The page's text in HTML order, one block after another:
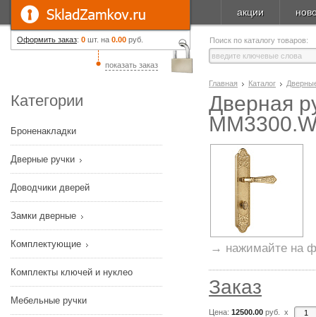
Оформить заказ: 0 шт. на 0.00 руб.
показать заказ
акции
Поиск по каталогу товаров:
Категории
Броненакладки
Дверные ручки
Доводчики дверей
Замки дверные
Комплектующие
Комплекты ключей и нуклео
Мебельные ручки
Главная Каталог
Дверная
→ нажимайте на
Заказ
Цена: 12500.00 руб. x